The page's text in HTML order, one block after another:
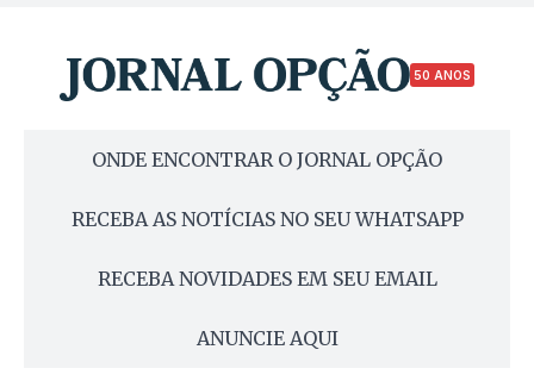
50 ANOS
ONDE ENCONTRAR O JORNAL OPÇÃO
RECEBA AS NOTÍCIAS NO SEU WHATSAPP
RECEBA NOVIDADES EM SEU EMAIL
ANUNCIE AQUI